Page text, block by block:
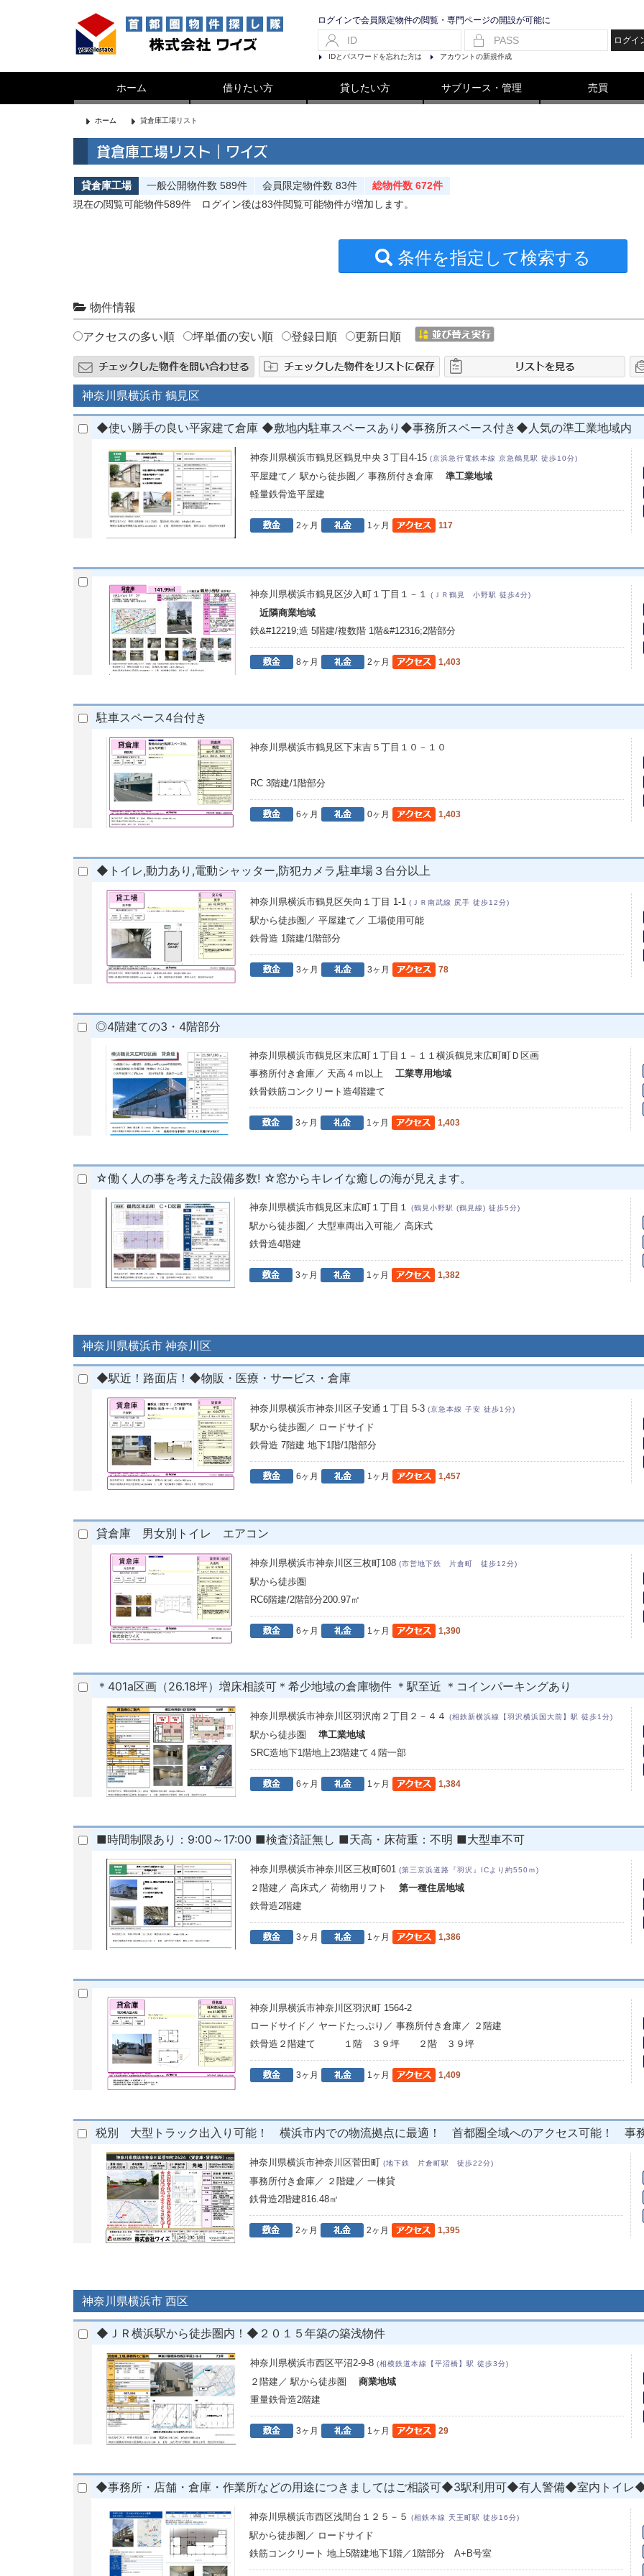
ログインで会員限定物件の閲覧・専門ページの開設が可能に
ログイ
IDとパスワードを忘れた方は アカウントの新規作成
ホーム 借りたい方 貸したい方 サブリース・管理 売買
ホーム 貸倉庫工場リスト
貸倉庫工場リスト｜ワイズ
貸倉庫工場 一般公開物件数 589件 会員限定物件数 83件
総物件数 672件
現在の閲覧可能物件589件
ログイン後は83件閲覧可能物件が増加します。
条件を指定して検索する
物件情報
アクセスの多い順 坪単価の安い順 登録日順 更新日順
神奈川県横浜市 鶴見区
◆使い勝手の良い平家建て倉庫 ◆敷地内駐車スペースあり◆事務所スペース付き◆人気の準工業地域内
神奈川県横浜市鶴見区鶴見中央３丁目4-15 (京浜急行電鉄本線 京急鶴見駅 徒歩10分)
平屋建て／ 駅から徒歩圏／ 事務所付き倉庫 準工業地域
軽量鉄骨造平屋建
2ヶ月 1ヶ月 117
神奈川県横浜市鶴見区汐入町１丁目１－１ (ＪＲ鶴見 小野駅 徒歩4分)
近隣商業地域
鉄&#12219;造 5階建/複数階 1階&#12316;2階部分
8ヶ月 2ヶ月 1,403
駐車スペース4台付き
神奈川県横浜市鶴見区下末吉５丁目１０－１０
RC 3階建/1階部分
6ヶ月 0ヶ月 1,403
◆トイレ,動力あり,電動シャッター,防犯カメラ,駐車場３台分以上
神奈川県横浜市鶴見区矢向１丁目 1-1 (ＪＲ南武線 尻手 徒歩12分)
駅から徒歩圏／ 平屋建て／ 工場使用可能
鉄骨造 1階建/1階部分
3ヶ月 3ヶ月 78
◎4階建ての3・4階部分
神奈川県横浜市鶴見区末広町１丁目１－１１横浜鶴見末広町町Ｄ区画
事務所付き倉庫／ 天高４ｍ以上 工業専用地域
鉄骨鉄筋コンクリート造4階建て
3ヶ月 1ヶ月 1,403
☆働く人の事を考えた設備多数! ☆窓からキレイな癒しの海が見えます。
神奈川県横浜市鶴見区末広町１丁目１ (鶴見小野駅 (鶴見線) 徒歩5分)
駅から徒歩圏／ 大型車両出入可能／ 高床式
鉄骨造4階建
3ヶ月 1ヶ月 1,382
神奈川県横浜市 神奈川区
◆駅近！路面店！◆物販・医療・サービス・倉庫
神奈川県横浜市神奈川区子安通１丁目 5-3 (京急本線 子安 徒歩1分)
駅から徒歩圏／ ロードサイド
鉄骨造 7階建 地下1階/1階部分
6ヶ月 1ヶ月 1,457
貸倉庫 男女別トイレ エアコン
神奈川県横浜市神奈川区三枚町108 (市営地下鉄 片倉町 徒歩12分)
駅から徒歩圏
RC6階建/2階部分200.97㎡
6ヶ月 1ヶ月 1,390
＊401a区画（26.18坪）増床相談可＊希少地域の倉庫物件 ＊駅至近 ＊コインパーキングあり
神奈川県横浜市神奈川区羽沢南２丁目２－４４ (相鉄新横浜線【羽沢横浜国大前】駅 徒歩1分)
駅から徒歩圏 準工業地域
SRC造地下1階地上23階建て４階一部
6ヶ月 1ヶ月 1,384
■時間制限あり：9:00～17:00 ■検査済証無し ■天高・床荷重：不明 ■大型車不可
神奈川県横浜市神奈川区三枚町601 (第三京浜道路『羽沢』ICより約550ｍ)
２階建／ 高床式／ 荷物用リフト 第一種住居地域
鉄骨造2階建
3ヶ月 1ヶ月 1,386
神奈川県横浜市神奈川区羽沢町 1564-2
ロードサイド／ ヤードたっぷり／ 事務所付き倉庫／ ２階建
鉄骨造２階建て １階 ３９坪 ２階 ３９坪
3ヶ月 1ヶ月 1,409
税別 大型トラック出入り可能！ 横浜市内での物流拠点に最適！ 首都圏全域へのアクセス可能！ 事
神奈川県横浜市神奈川区菅田町 (地下鉄 片倉町駅 徒歩22分)
事務所付き倉庫／ ２階建／ 一棟貸
鉄骨造2階建816.48㎡
2ヶ月 2ヶ月 1,395
神奈川県横浜市 西区
◆ＪＲ横浜駅から徒歩圏内！◆２０１５年築の築浅物件
神奈川県横浜市西区平沼2-9-8 (相模鉄道本線【平沼橋】駅 徒歩3分)
２階建／ 駅から徒歩圏 商業地域
重量鉄骨造2階建
3ヶ月 1ヶ月 29
◆事務所・店舗・倉庫・作業所などの用途につきましてはご相談可◆3駅利用可◆有人警備◆室内トイレ
神奈川県横浜市西区浅間台１２５－５ (相鉄本線 天王町駅 徒歩16分)
駅から徒歩圏／ ロードサイド
鉄筋コンクリート 地上5階建地下1階／1階部分 A+B号室